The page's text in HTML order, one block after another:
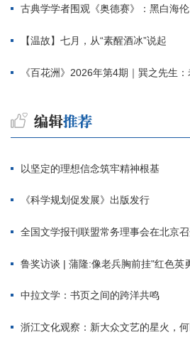
古典学学者围观《奥德赛》：黑白海伦、佩
【温故】七月，从“素醒酒冰”说起
《百花洲》2026年第4期｜巽之先生
以坚定的理想信念筑牢精神根基
《科学规划促发展》出版发行
全国文学报刊联盟常务理事会在北京
鲁奖访谈 | 蒲隆:像老兵胸前挂"红色英
中拉文学：书页之间的跨洋共鸣
浙江文化观察：新大众文艺的星火，